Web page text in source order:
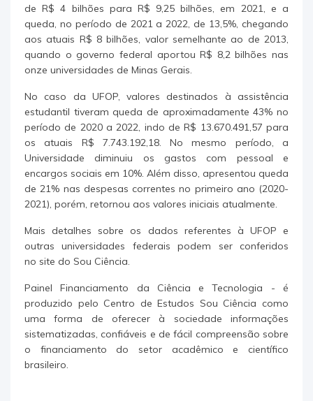
de R$ 4 bilhões para R$ 9,25 bilhões, em 2021, e a
queda, no período de 2021 a 2022, de 13,5%, chegando
aos atuais R$ 8 bilhões, valor semelhante ao de 2013,
quando o governo federal aportou R$ 8,2 bilhões nas
onze universidades de Minas Gerais.
No caso da UFOP, valores destinados à assistência
estudantil tiveram queda de aproximadamente 43% no
período de 2020 a 2022, indo de R$ 13.670.491,57 para
os atuais R$ 7.743.192,18. No mesmo período, a
Universidade diminuiu os gastos com pessoal e
encargos sociais em 10%. Além disso, apresentou queda
de 21% nas despesas correntes no primeiro ano (2020-
2021), porém, retornou aos valores iniciais atualmente.
Mais detalhes sobre os dados referentes à UFOP e
outras universidades federais podem ser conferidos
no site do Sou Ciência.
Painel Financiamento da Ciência e Tecnologia - é
produzido pelo Centro de Estudos Sou Ciência como
uma forma de oferecer à sociedade informações
sistematizadas, confiáveis e de fácil compreensão sobre
o financiamento do setor acadêmico e científico
brasileiro.